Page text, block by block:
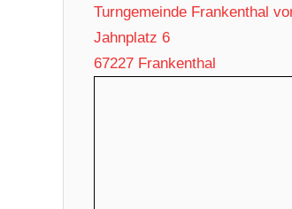
Turngemeinde Frankenthal
Jahnplatz 6
67227 Frankenthal